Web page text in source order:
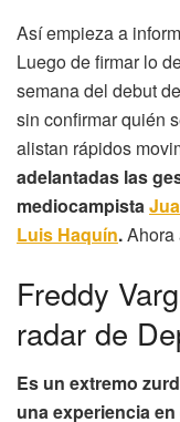
Así empieza a
Luego de firmar lo
semana del debut
sin confirmar quién
alistan rápidos
adelantadas las
mediocampista
Luis Haquín.Ahora
Freddy
radar de
Es un extremo
una experiencia